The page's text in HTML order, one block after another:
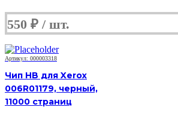
550 ₽
Артикул: 000003318
Чип HB для Xerox
006R01179, черный,
11000 страниц